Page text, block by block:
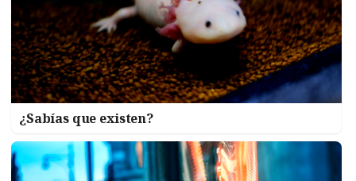
¿Sabías que existen?